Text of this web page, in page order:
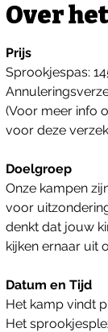
Over
Prijs
Sprookjespas:
(Voor meer info
voor deze
Doelgroep
Onze kampen
voor
denkt dat jouw
kijken ernaar uit
Datum en Tijd
Het kamp vindt
Het